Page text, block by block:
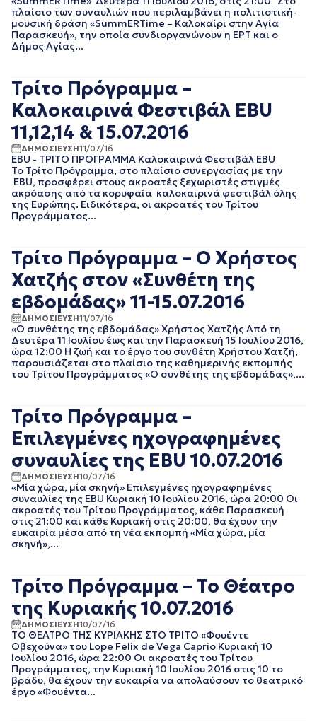
EΡΤNEWS
ΑΘΛΗΤΙΚΑ
ΓΕΝΙΚΗ
ΚΙΝΗΜΑΤΟΓΡΑΦΙΚΕΣ
ΤΑΙΝΙΕΣ
ΠΟΛΙΤΙΚΗ
ΠΟΛΙΤΙΣΜΟΣ
ΤΗΛΕΟΡΑΣΗ
ΜΑΙΟΣ 2025
ΑΠΡΙΛΙΟΣ 2025
ΜΑΡΤΙΟΣ 2025
ΔΕΚΕΜΒΡΙΟΣ 2024
ΝΟΕΜΒΡΙΟΣ 2024
ΟΚΤΩΒΡΙΟΣ 2024
ΣΕΠΤΕΜΒΡΙΟΣ 2024
ΙΟΥΛΙΟΣ 2024
ΙΟΥΝΙΟΣ 2024
ΜΑΙΟΣ 2024
ΑΠΡΙΛΙΟΣ 2024
ΔΕΚΕΜΒΡΙΟΣ 2023
ΝΟΕΜΒΡΙΟΣ 2023
ΟΚΤΩΒΡΙΟΣ 2023
ΣΕΠΤΕΜΒΡΙΟΣ 2023
ΑΥΓΟΥΣΤΟΣ 2023
ΙΟΥΛΙΟΣ 2023
ΙΟΥΝΙΟΣ 2023
ΜΑΙΟΣ 2023
ΑΠΡΙΛΙΟΣ 2023
ΦΕΒΡΟΥΑΡΙΟΣ 2023
ΙΑΝΟΥΑΡΙΟΣ 2023
ΔΕΚΕΜΒΡΙΟΣ 2022
ΝΟΕΜΒΡΙΟΣ 2022
ΟΚΤΩΒΡΙΟΣ 2022
ΣΕΠΤΕΜΒΡΙΟΣ 2022
ΑΥΓΟΥΣΤΟΣ 2022
ΙΟΥΛΙΟΣ 2022
ΙΟΥΝΙΟΣ 2022
ΦΕΒΡΟΥΑΡΙΟΣ 2022
ΙΑΝΟΥΑΡΙΟΣ 2022
ΔΕΚΕΜΒΡΙΟΣ 2021
ΝΟΕΜΒΡΙΟΣ 2021
ΟΚΤΩΒΡΙΟΣ 2021
ΣΕΠΤΕΜΒΡΙΟΣ 2021
ΑΥΓΟΥΣΤΟΣ 2021
πλαίσιο των συναυλιών που περιλαμβάνει η πολιτιστική-
μουσική δράση «SummERTime – Καλοκαίρι στην Αγία
Παρασκευή», την οποία συνδιοργανώνουν η ΕΡΤ και ο
Δήμος Αγίας...
Τρίτο Πρόγραμμα –
Καλοκαιρινά Φεστιβάλ EBU
11,12,14 & 15.07.2016
ΔΗΜΟΣΙΕΥΣΗ11/07/16
EBU - ΤΡΙΤΟ ΠΡΟΓΡΑΜΜΑ Καλοκαιρινά Φεστιβάλ EBU
Το Τρίτο Πρόγραμμα, στο πλαίσιο συνεργασίας με την
EBU, προσφέρει στους ακροατές ξεχωριστές στιγμές
ακρόασης από τα κορυφαία καλοκαιρινά φεστιβάλ όλης
της Ευρώπης. Ειδικότερα, οι ακροατές του Τρίτου
Προγράμματος...
Τρίτο Πρόγραμμα – O Χρήστος
Χατζής στον «Συνθέτη της
εβδομάδας» 11-15.07.2016
ΔΗΜΟΣΙΕΥΣΗ11/07/16
«Ο συνθέτης της εβδομάδας» Χρήστος Χατζής Από τη
Δευτέρα 11 Ιουλίου έως και την Παρασκευή 15 Ιουλίου 2016,
ώρα 12:00 Η ζωή και το έργο του συνθέτη Χρήστου Χατζή,
παρουσιάζεται στο πλαίσιο της καθημερινής εκπομπής
του Τρίτου Προγράμματος «Ο συνθέτης της εβδομάδας»,...
Τρίτο Πρόγραμμα –
Επιλεγμένες ηχογραφημένες
συναυλίες της EBU 10.07.2016
ΔΗΜΟΣΙΕΥΣΗ10/07/16
«Μία χώρα, μία σκηνή» Επιλεγμένες ηχογραφημένες
συναυλίες της EBU Κυριακή 10 Ιουλίου 2016, ώρα 20:00 Οι
ακροατές του Τρίτου Προγράμματος, κάθε Παρασκευή
στις 21:00 και κάθε Κυριακή στις 20:00, θα έχουν την
ευκαιρία μέσα από τη νέα εκπομπή «Μία χώρα, μία
σκηνή»,...
Tρίτο Πρόγραμμα – Το Θέατρο
της Κυριακής 10.07.2016
ΔΗΜΟΣΙΕΥΣΗ10/07/16
ΤΟ ΘΕΑΤΡΟ ΤΗΣ ΚΥΡΙΑΚΗΣ ΣΤΟ ΤΡΙΤΟ «Φουέντε
Οβεχούνα» του Lope Felix de Vega Caprio Κυριακή 10
Ιουλίου 2016, ώρα 22:00 Οι ακροατές του Τρίτου
Προγράμματος, την Κυριακή 10 Ιουλίου 2016 στις 10 το
βράδυ, θα έχουν την ευκαιρία να απολαύσουν το θεατρικό
έργο «Φουέντα...